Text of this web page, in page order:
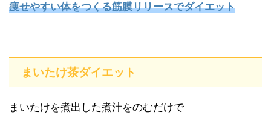
痩せやすい体をつくる筋膜リリースでダイエット
まいたけ茶ダイエット
まいたけを煮出した煮汁をのむだけで